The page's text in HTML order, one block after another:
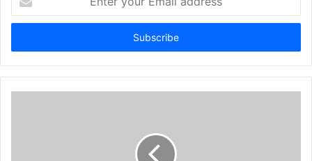
t
r
y